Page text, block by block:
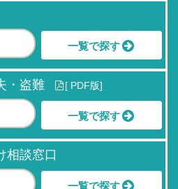
一覧で探す
・盗難 [ PDF版]
一覧で探す
相談窓口
一覧で探す